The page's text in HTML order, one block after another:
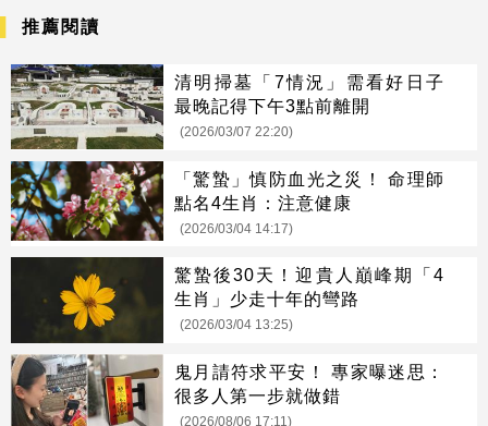
推薦閱讀
清明掃墓「7情況」需看好日子
最晚記得下午3點前離開
(2026/03/07 22:20)
「驚蟄」慎防血光之災！ 命理師
點名4生肖：注意健康
(2026/03/04 14:17)
驚蟄後30天！迎貴人巔峰期「4
生肖」少走十年的彎路
(2026/03/04 13:25)
鬼月請符求平安！ 專家曝迷思：
很多人第一步就做錯
(2026/08/06 17:11)